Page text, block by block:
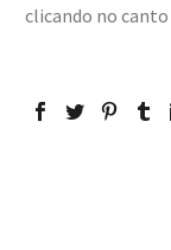
clicando no